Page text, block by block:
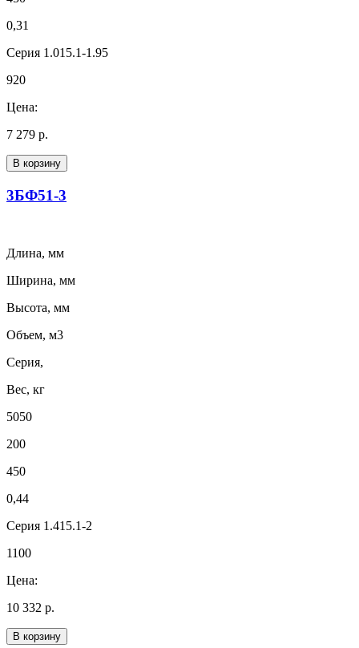
0,31
Серия 1.015.1-1.95
920
Цена:
7 279 р.
В корзину
3БФ51-3
Длина, мм
Ширина, мм
Высота, мм
Объем, м3
Серия,
Вес, кг
5050
200
450
0,44
Серия 1.415.1-2
1100
Цена:
10 332 р.
В корзину